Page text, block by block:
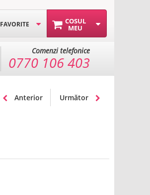
COSUL
MEU
FAVORITE
Comenzi telefonice
0770 106 403
Anterior Următor